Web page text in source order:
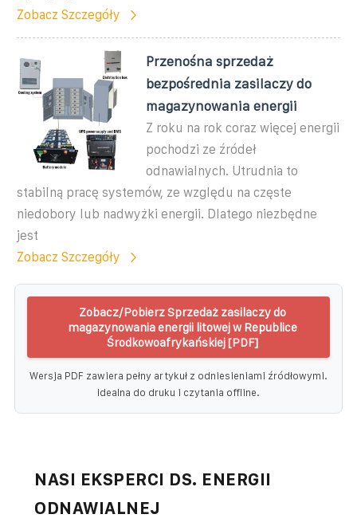
Zobacz Szczegóły
Przenośna sprzedaż
bezpośrednia zasilaczy do
magazynowania energii
Z roku na rok coraz więcej energii
pochodzi ze źródeł
odnawialnych. Utrudnia to
stabilną pracę systemów, ze względu na częste
niedobory lub nadwyżki energii. Dlatego niezbędne
jest
Zobacz Szczegóły
Zobacz/Pobierz Sprzedaż zasilaczy do
magazynowania energii litowej w Republice
Środkowoafrykańskiej [PDF]
Wersja PDF zawiera pełny artykuł z odniesieniami źródłowymi.
Idealna do druku i czytania offline.
NASI EKSPERCI DS. ENERGII
ODNAWIALNEJ